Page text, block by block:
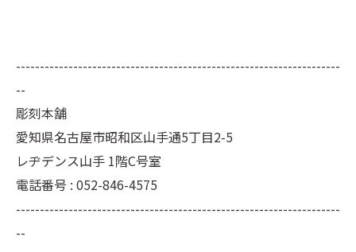
--------------------------------------------------------------------
--
彫刻本舗
愛知県名古屋市昭和区山手通5丁目2-5
レヂデンス山手 1階C号室
電話番号 : 052-846-4575
--------------------------------------------------------------------
--